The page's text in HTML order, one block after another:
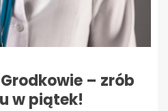
– zrób
w piątek!